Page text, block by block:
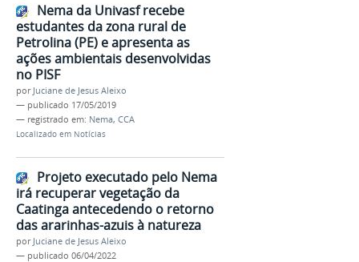
Nema da Univasf recebe
estudantes da zona rural de
Petrolina (PE) e apresenta as
ações ambientais desenvolvidas
no PISF
por Juciane de Jesus Aleixo
— publicado 17/05/2019
— registrado em: Nema, CCA
Localizado em Notícias
Projeto executado pelo Nema
irá recuperar vegetação da
Caatinga antecedendo o retorno
das ararinhas-azuis à natureza
por Juciane de Jesus Aleixo
— publicado 06/04/2022